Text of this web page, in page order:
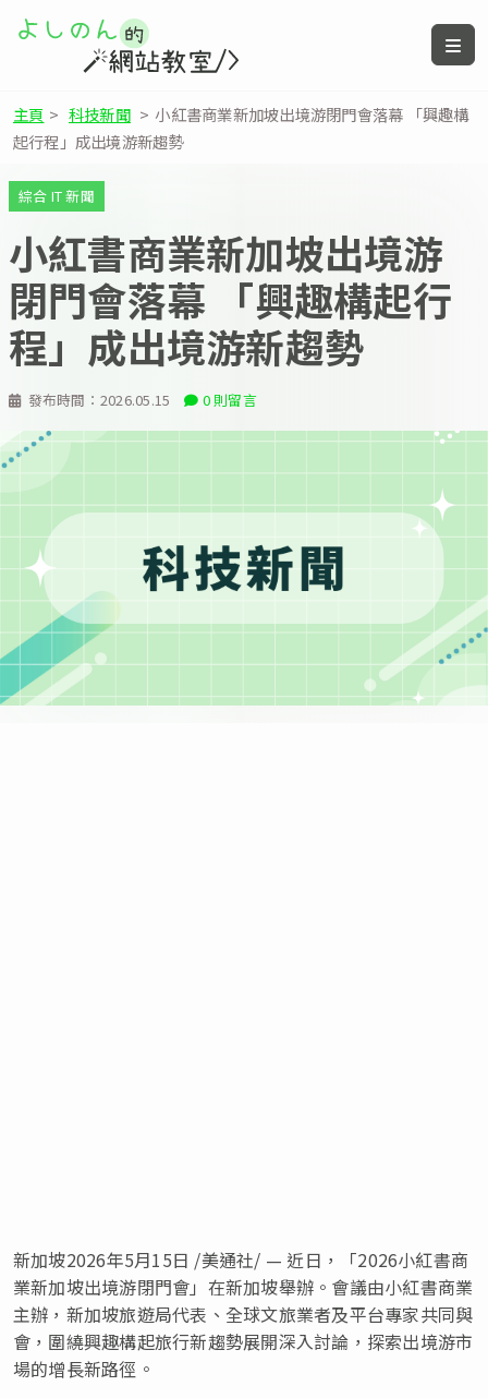
主頁 > 科技新聞 > 小紅書商業新加坡出境游閉門會落幕 「興趣構
起行程」成出境游新趨勢
發布時間： 2026.05.15 0 則留言
綜合 IT 新聞
小紅書商業新加坡出境游
閉門會落幕 「興趣構起行
程」成出境游新趨勢
新加坡2026年5月15日 /美通社/ — 近日，「2026小紅書商
業新加坡出境游閉門會」在新加坡舉辦。會議由小紅書商業
主辦，新加坡旅遊局代表、全球文旅業者及平台專家共同與
會，圍繞興趣構起旅行新趨勢展開深入討論，探索出境游市
場的增長新路徑。